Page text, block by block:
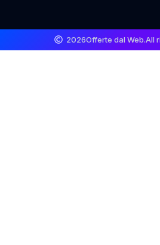
2026Offerte dal Web.All